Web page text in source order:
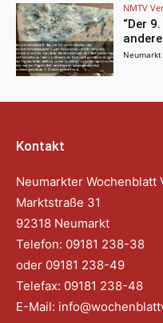
NMTV
“Der
Neumarkt
Kontakt
Neumarkter Wochenblatt
Marktstraße 31
92318 Neumarkt
Telefon: 09181 238-38
oder 09181 238-49
Telefax: 09181 238-48
E-Mail: